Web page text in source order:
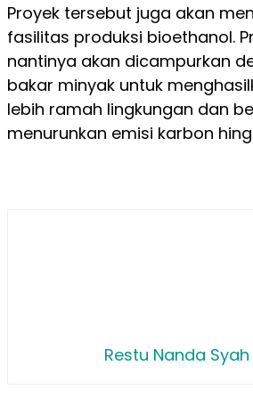
Proyek tersebut juga akan
fasilitas produksi bioethanol.
nantinya akan dicampurkan
bakar minyak untuk
lebih ramah lingkungan dan
menurunkan emisi karbon
Restu Nanda